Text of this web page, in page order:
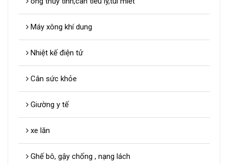
Máy xông khí dung
Nhiệt kế điện tử
Cân sức khỏe
Giường y tế
xe lăn
Ghế bô, gậy chống , nạng lách